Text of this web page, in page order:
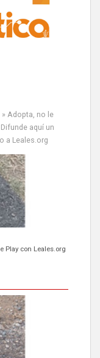
» Adopta, no le
aquí un
a Leales.org
Play con Leales.org